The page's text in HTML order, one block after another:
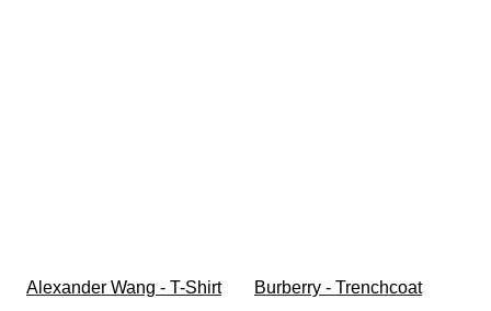
Alexander Wang - T-Shirt Burberry - Trenchcoat